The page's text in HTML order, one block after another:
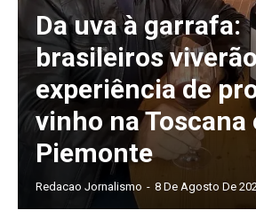
Da uva à garrafa:
brasileiros
experiência de
vinho na Toscana
Piemonte
Redacao Jornalismo - 8 De Agosto De